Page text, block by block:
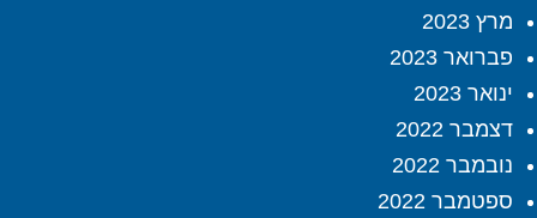
מרץ 2023
פברואר 2023
ינואר 2023
דצמבר 2022
נובמבר 2022
ספטמבר 2022